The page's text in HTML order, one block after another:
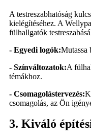
A testreszabhatóság
kielégítéséhez. A
fülhallgatók
- Egyedi logók:Mutassa
- Színváltozatok:A
témákhoz.
- Csomagolástervezés:
csomagolás, az Ön
3. Kiváló